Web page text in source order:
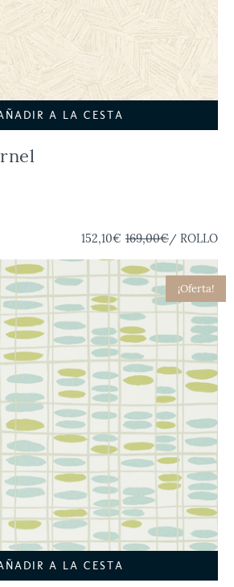
A LA CESTA
152,10€ 169,00€/ ROLLO
¡Oferta!
A LA CESTA